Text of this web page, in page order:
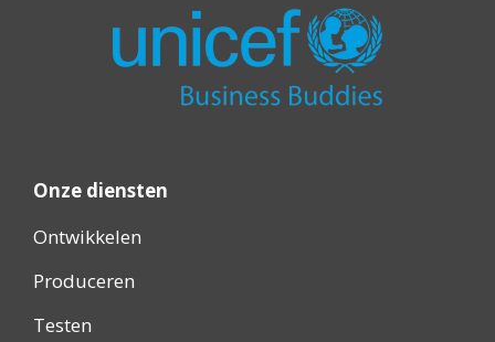
Onze diensten
Ontwikkelen
Produceren
Testen